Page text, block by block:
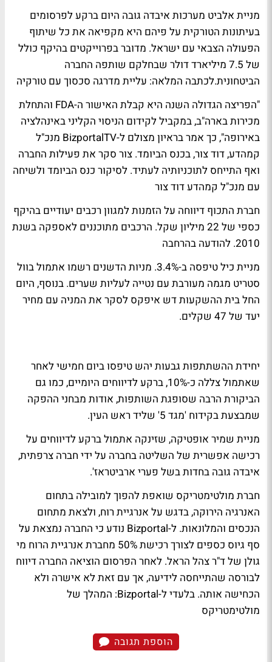
מניית אלביט מערכות איבדה גובה היום ברקע לפרסומים
בעיתונות הטורקית על פיהם היא מקפיאה את כל שיתוף
הפעולה הצבאי עם ישראל. מדובר בפרוייקטים בהיקף כולל
של 7.5 מיליארד דולר שבחלקם שותפה החברה
הביטחונית.לכתבה המלאה: עליית מדרגה סכסוך עם טורקיה
"הפריצה הגדולה השנה היא קבלת האישור ה-FDA והתחלת
מכירות בארה"ב, במקביל לקידום הניסוי הקליני באינהלציה
באירופה", כך אמר בראיון מצולם ל-BizportalTV מנכ"ל
קמהדע, דוד צור, בכנס הביומד. צור סקר את פעילות החברה
ואף התייחס לתוכניותיה לעתיד. לסיקור כנס הביומד ולשיחה
עם מנכ"ל קמהדע דוד צור
חברת התכוף דיווחה על הזמנות למגוון רכבים יעודיים בהיקף
כספי של 22 מיליון שקל. הרכבים מתוכננים לאספקה בשנת
2010. להודעה בהרחבה
מניית כיל טיפסה ב-3.4%. מניות הדשנים רשמו אתמול בוול
סטריט מגמה מעורבת עם נטייה לעליות שערים. בנוסף, היום
החל בית ההשקעות דש איפקס לסקר את המניה עם מחיר
יעד של 47 שקלים.
יחידת ההשתתפות גבעות יהש טיפסו ביום חמישי לאחר
שאתמול צללה כ-10%, ברקע לדיווחים היומיים, כמו גם
הביקורת הרבה שסופגת השותפות, אודות מבחני ההפקה
שמבצעת בקידוח 'מגד 5' שליד ראש העין.
מניית שמיר אופטיקה, שזינקה אתמול ברקע לדיווחים על
רכישה אפשרית של השליטה בחברה על ידי חברה צרפתית,
איבדה גובה בחדות בשל פערי ארביטראז'.
חברת מולטימטריקס שואפת להפוך למובילה בתחום
האנרגיה הירוקה, בדגש על אנרגיית רוח, ולצאת מתחום
הנכסים והמלונאות. ל-Bizportal נודע כי החברה נמצאת על
סף גיוס כספים לצורך רכישת 50% מחברת אנרגיית הרוח מי
גולן של ד"ר צהל הראל. לאחר הפרסום הוציאה החברה דיווח
לבורסה שהתייחסה לידיעה, אך עם זאת לא אישרה ולא
הכחישה אותה.
בלעדי ל-Bizportal: המהלך של
מולטימטריקס
הוספת תגובה